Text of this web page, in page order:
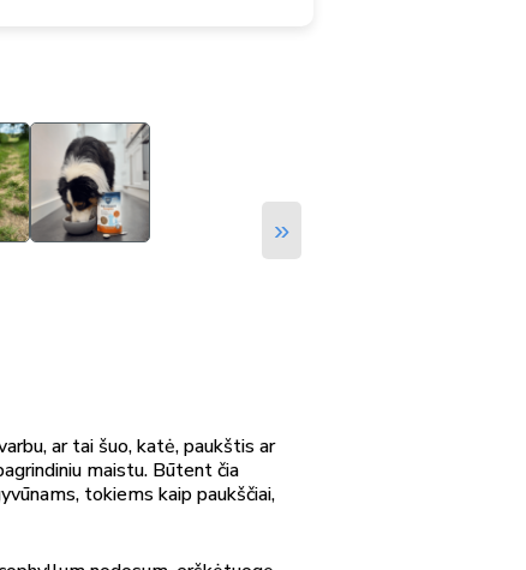
»
ar tai šuo, katė, paukštis ar
maistu. Būtent čia
tokiems kaip paukščiai,